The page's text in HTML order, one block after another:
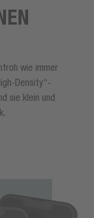
wie immer
Density“-
sie klein und